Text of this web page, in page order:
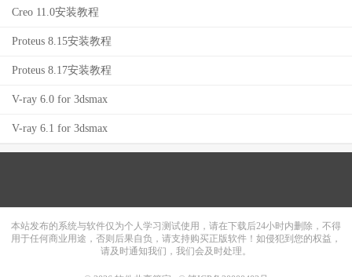
Creo 11.0安装教程
Proteus 8.15安装教程
Proteus 8.17安装教程
V-ray 6.0 for 3dsmax
V-ray 6.1 for 3dsmax
本站发布的系统与软件仅为个人学习测试使用，请在下载后24小时内删除，不得
用于任何商业用途，否则后果自负，请支持购买正版软件！如侵犯到您的权益，
请及时通知我们，我们会及时处理。